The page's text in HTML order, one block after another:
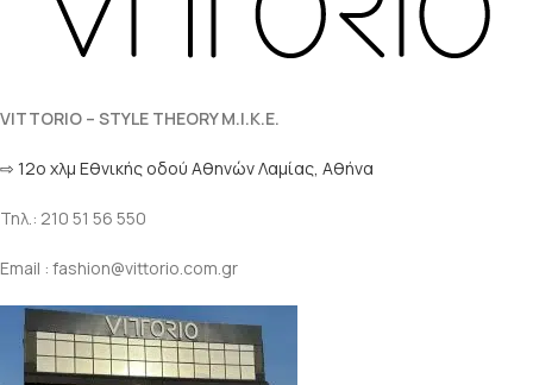
VITTORIO – STYLE THEORY M.I.K.E.
⇨ 12ο χλμ Eθνικής οδού Αθηνών Λαμίας, Αθήνα
Τηλ.: 210 51 56 550
Email : fashion@vittorio.com.gr